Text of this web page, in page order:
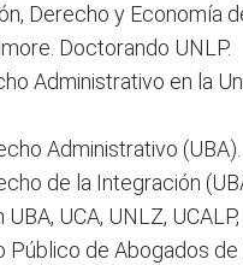
Derecho y Economía
Doctorando UNLP.
Administrativo en la
Administrativo (UBA).
de la Integración
UCA, UNLZ,
de Abogados de